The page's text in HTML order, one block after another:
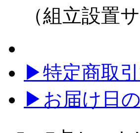
（組立設置
▶特定商取
▶お届け日